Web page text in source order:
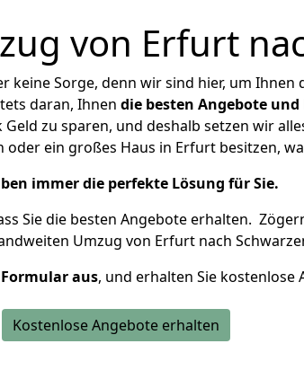
von Erfurt
Sorge, denn wir sind hier, um Ihnen
daran, Ihnen die besten Angebote und
zu sparen, und deshalb setzen wir
oder ein großes Haus in Erfurt besitzen,
immer die perfekte Lösung für Sie.
Sie die besten Angebote erhalten.
Umzug von Erfurt nach
aus, und erhalten Sie kostenlose
Kostenlose Angebote erhalten